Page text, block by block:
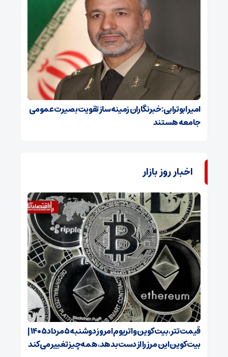
امیر ابوترابی: خبرنگاران زمینه‌ساز تقویت بصیرت عمومی
جامعه هستند
اخبار روز بازار
قیمت تتر، بیت‌کوین و اتریوم امروز دوشنبه ۵ مرداد ۱۴۰۵ |
بیت‌کوین این مرز را از دست بدهد، همه‌چیز تغییر می‌کند